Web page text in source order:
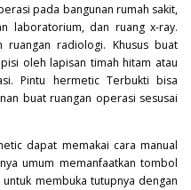
pada bangunan rumah sakit,
laboratorium, dan ruang x-ray.
ruangan radiologi. Khusus buat
oleh lapisan timah hitam atau
Pintu hermetic Terbukti bisa
buat ruangan operasi sesusai
dapat memakai cara manual
umum memanfaatkan tombol
membuka tutupnya dengan